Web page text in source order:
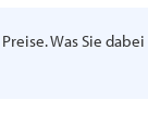
Was Sie